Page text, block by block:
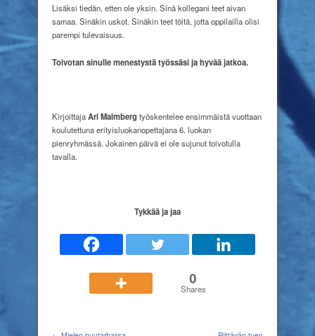
Lisäksi tiedän, etten ole yksin. Sinä kollegani teet aivan
samaa. Sinäkin uskot. Sinäkin teet töitä, jotta oppilailla olisi
parempi tulevaisuus.
Toivotan sinullemenestystä työssäsija hyvää jatkoa.
KirjoittajaAri Malmberg työskentelee ensimmäistä vuottaan
koulutettuna erityisluokanopettajana 6. luokan
pienryhmässä.Jokainen päivä ei ole sujunut toivotulla
tavalla.
Tykkää ja jaa
0
Shares